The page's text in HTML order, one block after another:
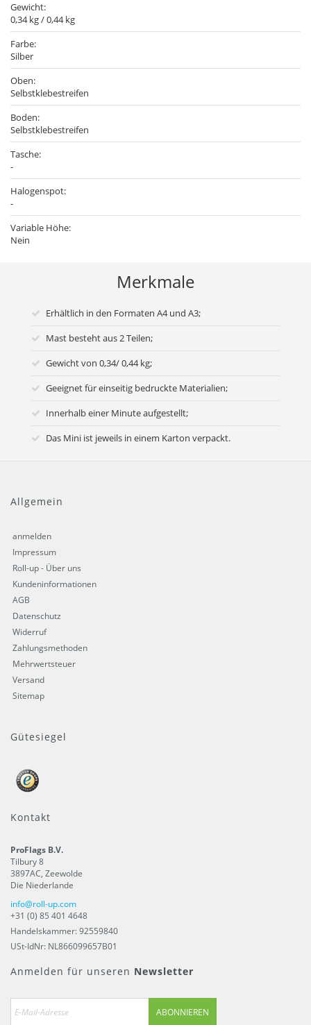
Gewicht:
0,34 kg / 0,44 kg
Farbe:
Silber
Oben:
Selbstklebestreifen
Boden:
Selbstklebestreifen
Tasche:
-
Halogenspot:
-
Variable Höhe:
Nein
Merkmale
Erhältlich in den Formaten A4 und A3;
Mast besteht aus 2 Teilen;
Gewicht von 0,34/ 0,44 kg;
Geeignet für einseitig bedruckte Materialien;
Innerhalb einer Minute aufgestellt;
Das Mini ist jeweils in einem Karton verpackt.
Allgemein
anmelden
Impressum
Roll-up - Über uns
Kundeninformationen
AGB
Datenschutz
Widerruf
Zahlungsmethoden
Mehrwertsteuer
Versand
Sitemap
Gütesiegel
Kontakt
ProFlags B.V.
Tilbury 8
3897AC, Zeewolde
Die Niederlande
info@roll-up.com
+31 (0) 85 401 4648
Handelskammer: 92559840
USt-IdNr: NL866099657B01
Anmelden für unseren Newsletter
ABONNIEREN